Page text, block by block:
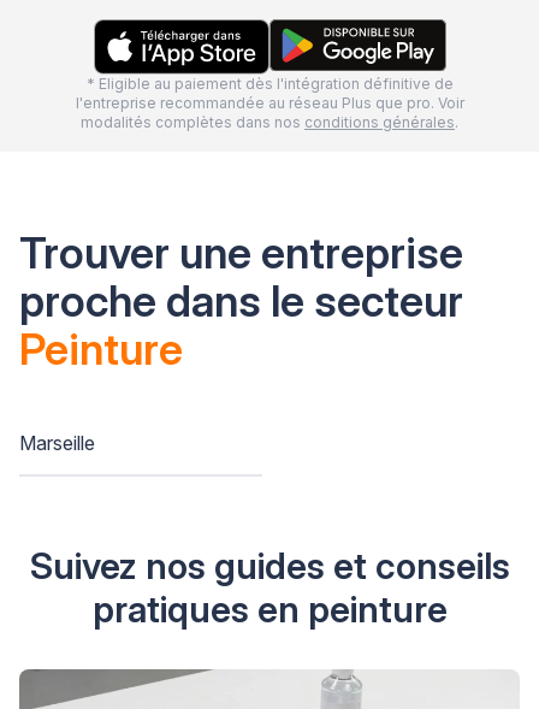
* Eligible au paiement dès l'intégration définitive de
l'entreprise recommandée au réseau Plus que pro. Voir
modalités complètes dans nos conditions générales.
Trouver une entreprise
proche dans le secteur
Peinture
Marseille
Suivez nos guides et conseils
pratiques en peinture